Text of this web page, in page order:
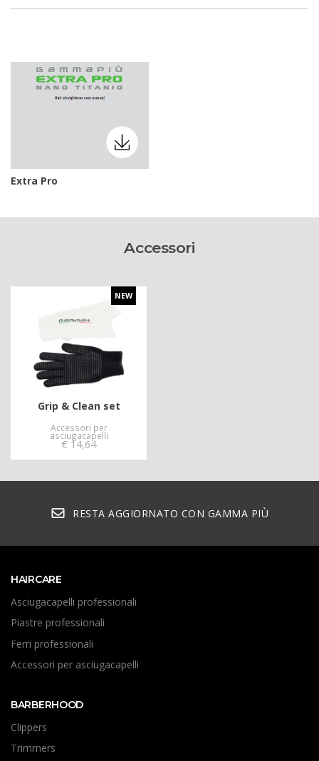
Extra Pro
Accessori
NEW
Grip & Clean set
Accessori per
asciugacapelli
€ 14,64
RESTA AGGIORNATO CON GAMMA PIÙ
HAIRCARE
Asciugacapelli professionali
Piastre professionali
Ferri professionali
Accessori per asciugacapelli
BARBERHOOD
Clippers
Trimmers